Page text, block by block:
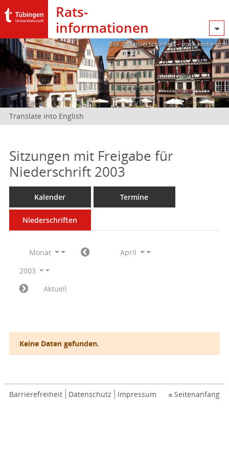
Rats­
informationen
Bild: @Manuel Schönfeld – stock.adobe.com
Translate into English
Sitzungen mit Freigabe für
Niederschrift 2003
Kalender Termine
Niederschriften
Monat
April
2003
Aktuell
Keine Daten gefunden.
Barrierefreiheit Datenschutz Impressum Seitenanfang